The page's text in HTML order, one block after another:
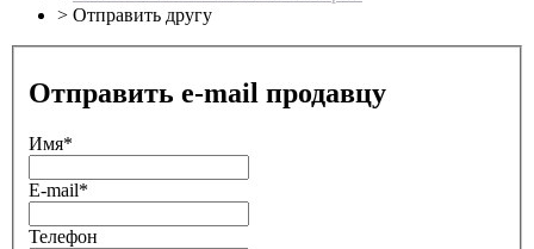
> Отправить другу
Отправить e-mail продавцу
Имя*
E-mail*
Телефон